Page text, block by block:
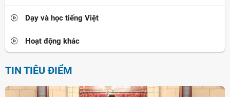
Dạy và học tiếng Việt
Hoạt động khác
TIN TIÊU ĐIỂM